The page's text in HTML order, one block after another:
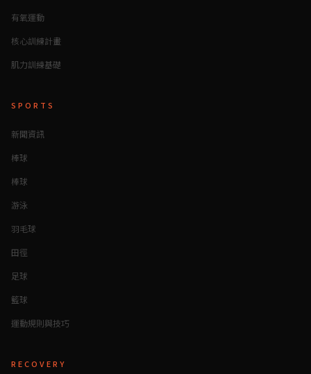
有氧運動
核心訓練計畫
肌力訓練基礎
SPORTS
新聞資訊
棒球
棒球
游泳
羽毛球
田徑
足球
籃球
運動規則與技巧
RECOVERY